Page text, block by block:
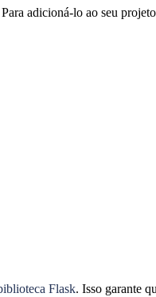
Para adicioná-lo ao seu
Flask. Isso garante